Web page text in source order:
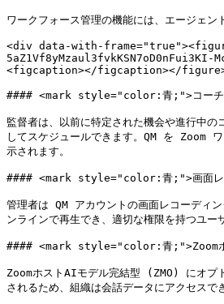
ワークフォース管理の機能には、エージェン
<div data-with-
5aZ1Vf8yMzaul3fvkKSN7oD0nFui3KI-
<figcaption></figcaption></
#### <mark style="color:青;">コーチング
監督者は、以前に特定された機会や進行中
してスケジュールできます。QM を Zoom
示されます。
#### <mark style="color:青;">画面レコー
管理者は QM アカウントの画面レコーディ
ンラインで再生でき、適切な権限を持つユー
#### <mark style="color:青;">Zoomホ
ZoomホストAIモデル完結型 (ZMO) にオプ
されるため、組織は会話データにアクセスで